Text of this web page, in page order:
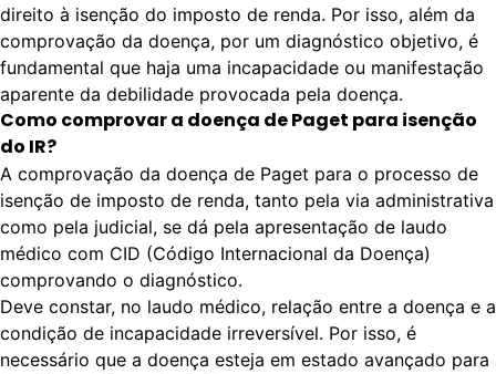
direito à isenção do imposto de renda. Por isso, além da
comprovação da doença, por um diagnóstico objetivo, é
fundamental que haja uma incapacidade ou manifestação
aparente da debilidade provocada pela doença.
Como comprovar a doença de Paget para isenção
do IR?
A comprovação da doença de Paget para o processo de
isenção de imposto de renda, tanto pela via administrativa
como pela judicial, se dá pela apresentação de laudo
médico com CID (Código Internacional da Doença)
comprovando o diagnóstico.
Deve constar, no laudo médico, relação entre a doença e a
condição de incapacidade irreversível. Por isso, é
necessário que a doença esteja em estado avançado para